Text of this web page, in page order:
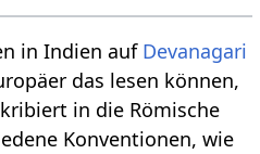
in Indien auf Devanagari
das lesen können,
in die Römische
Konventionen, wie